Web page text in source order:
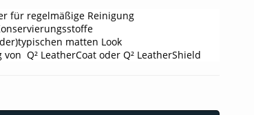
für regelmäßige Reinigung
matten Look
Q² LeatherCoat oder Q² LeatherShield